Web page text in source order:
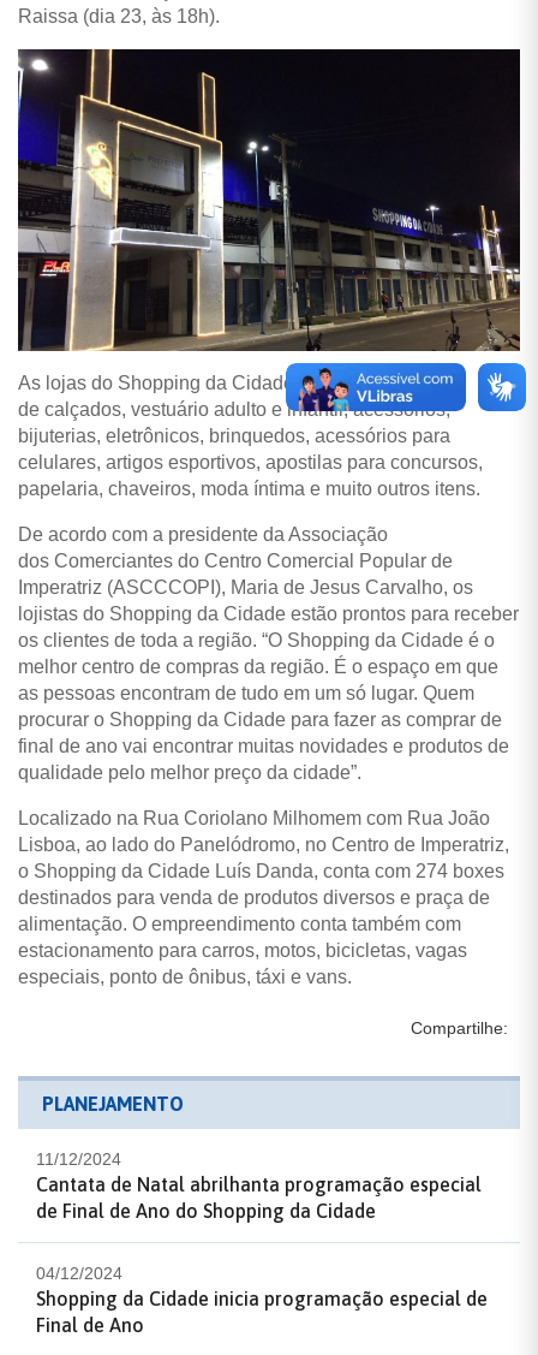
Raissa (dia 23, às 18h).
As lojas do Shopping da Cidade atuam na venda
de calçados, vestuário adulto e infantil, acessórios,
bijuterias, eletrônicos, brinquedos, acessórios para
celulares, artigos esportivos, apostilas para concursos,
papelaria, chaveiros, moda íntima e muito outros itens.
De acordo com a presidente da Associação
dos Comerciantes do Centro Comercial Popular de
Imperatriz (ASCCCOPI), Maria de Jesus Carvalho, os
lojistas do Shopping da Cidade estão prontos para receber
os clientes de toda a região. “O Shopping da Cidade é o
melhor centro de compras da região. É o espaço em que
as pessoas encontram de tudo em um só lugar. Quem
procurar o Shopping da Cidade para fazer as comprar de
final de ano vai encontrar muitas novidades e produtos de
qualidade pelo melhor preço da cidade”.
Localizado na Rua Coriolano Milhomem com Rua João
Lisboa, ao lado do Panelódromo, no Centro de Imperatriz,
o Shopping da Cidade Luís Danda, conta com 274 boxes
destinados para venda de produtos diversos e praça de
alimentação. O empreendimento conta também com
estacionamento para carros, motos, bicicletas, vagas
especiais, ponto de ônibus, táxi e vans.
Compartilhe:
PLANEJAMENTO
11/12/2024
Cantata de Natal abrilhanta programação especial
de Final de Ano do Shopping da Cidade
04/12/2024
Shopping da Cidade inicia programação especial de
Final de Ano